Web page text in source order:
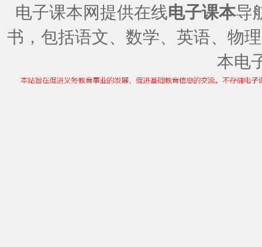
电子课本网提供在线电子课本导
书，包括语文、数学、英语、物
本电